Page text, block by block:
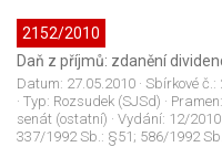
2152/2010
Daň z příjmů: zdanění
Datum: 27.05.2010 · Sbírkové č.:
· Typ: Rozsudek (SJSd) · Pramen:
senát (ostatní) · Vydání: 12/2010
337/1992 Sb.: §51; 586/1992